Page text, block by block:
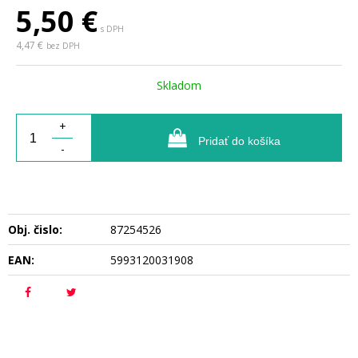
5,50 € s DPH
4,47 € bez DPH
Skladom
+
-
Pridať do košíka
Obj. čislo:
87254526
EAN:
5993120031908